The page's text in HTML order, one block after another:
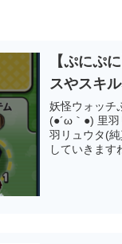
【ぷにぷ
スやスキ
妖怪ウォッチ
(●´ω｀●) 里
羽リュウタ(
していきます